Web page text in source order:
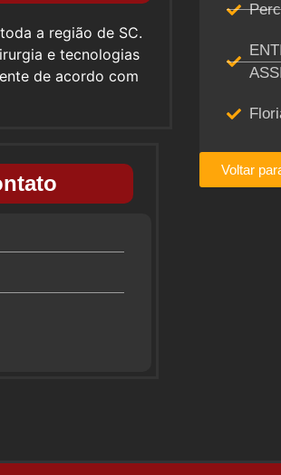
a região de SC.
e tecnologias
de acordo com
Voltar